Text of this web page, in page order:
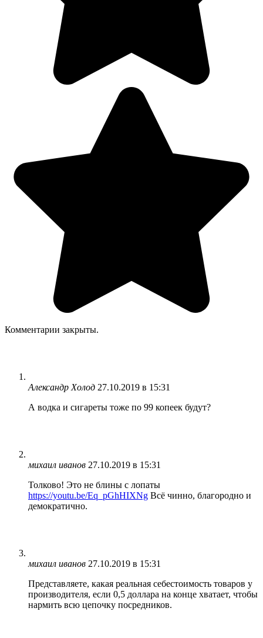
Комментарии закрыты.
Александр Холод 27.10.2019 в 15:31
А водка и сигареты тоже по 99 копеек будут?
михаил иванов 27.10.2019 в 15:31
Толково! Это не блины с лопаты
https://youtu.be/Eq_pGhHIXNg Всё чинно, благородно и
демократично.
михаил иванов 27.10.2019 в 15:31
Представляете, какая реальная себестоимость товаров у
производителя, если 0,5 доллара на конце хватает, чтобы
нармить всю цепочку посредников.